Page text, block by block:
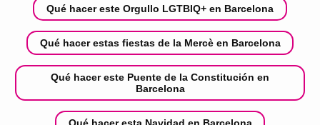
Qué hacer este Orgullo LGTBIQ+ en Barcelona
Qué hacer estas fiestas de la Mercè en Barcelona
Qué hacer este Puente de la Constitución en
Barcelona